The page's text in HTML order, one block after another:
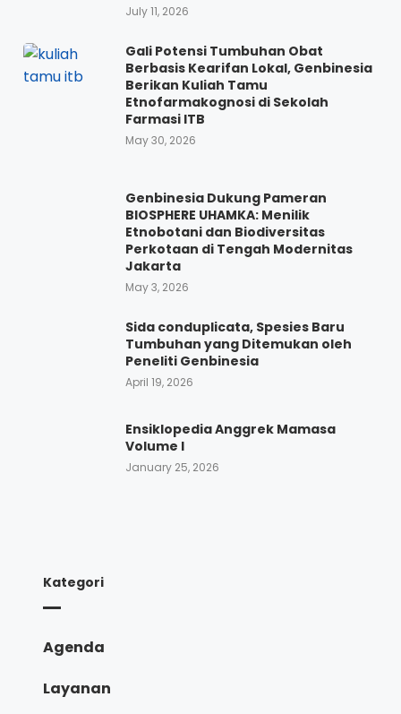
July 11, 2026
Gali Potensi Tumbuhan Obat
Berbasis Kearifan Lokal, Genbinesia
Berikan Kuliah Tamu
Etnofarmakognosi di Sekolah
Farmasi ITB
May 30, 2026
Genbinesia Dukung Pameran
BIOSPHERE UHAMKA: Menilik
Etnobotani dan Biodiversitas
Perkotaan di Tengah Modernitas
Jakarta
May 3, 2026
Sida conduplicata, Spesies Baru
Tumbuhan yang Ditemukan oleh
Peneliti Genbinesia
April 19, 2026
Ensiklopedia Anggrek Mamasa
Volume I
January 25, 2026
Kategori
Agenda
Layanan